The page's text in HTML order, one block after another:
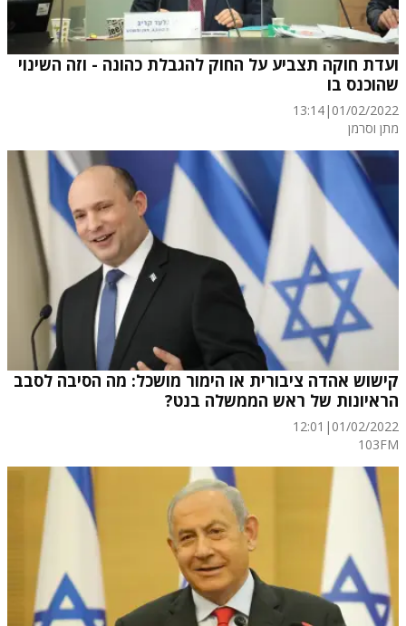
ועדת חוקה תצביע על החוק להגבלת כהונה - וזה השינוי
שהוכנס בו
01/02/2022
|
13:14
מתן וסרמן
קישוש אהדה ציבורית או הימור מושכל: מה הסיבה לסבב
הראיונות של ראש הממשלה בנט?
01/02/2022
|
12:01
103FM